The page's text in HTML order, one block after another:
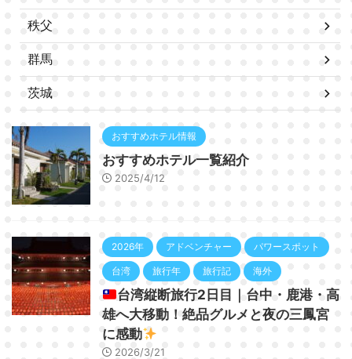
秩父
群馬
茨城
おすすめホテル情報
おすすめホテル一覧紹介
2025/4/12
2026年 アドベンチャー パワースポット
台湾 旅行年 旅行記 海外
台湾縦断旅行2日目｜台中・鹿港・高
雄へ大移動！絶品グルメと夜の三鳳宮
に感動
2026/3/21